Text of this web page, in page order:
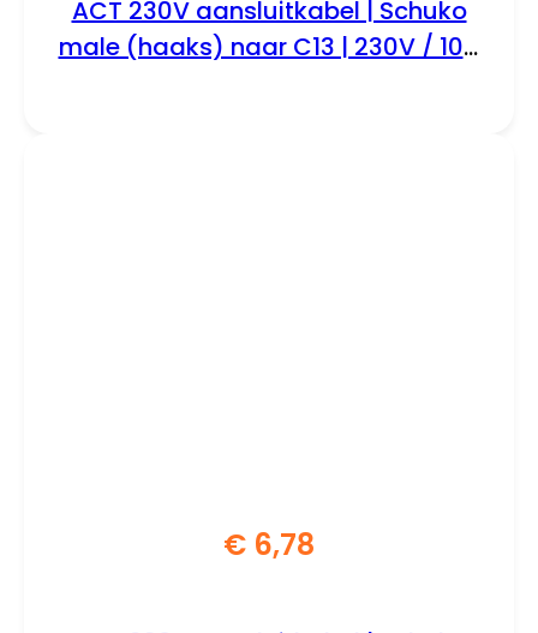
ACT 230V aansluitkabel | Schuko
male (haaks) naar C13 | 230V / 10A
€ 6,78